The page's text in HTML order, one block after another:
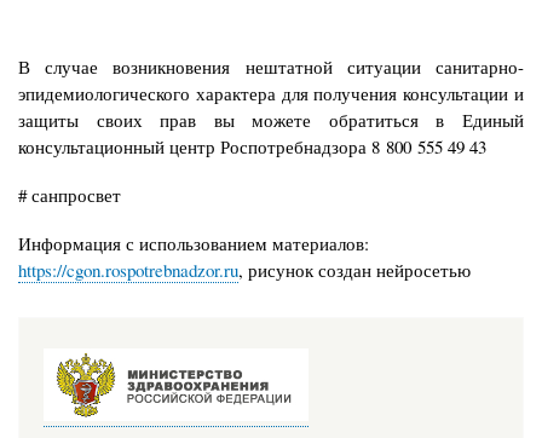
В случае возникновения нештатной ситуации санитарно-
эпидемиологического характера для получения консультации и
защиты своих прав вы можете обратиться в Единый
консультационный центр Роспотребнадзора 8 800 555 49 43
# санпросвет
Информация с использованием материалов:
https://cgon.rospotrebnadzor.ru, рисунок создан нейросетью